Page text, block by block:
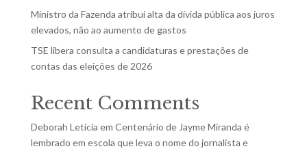
Ministro da Fazenda atribui alta da dívida pública aos juros
elevados, não ao aumento de gastos
TSE libera consulta a candidaturas e prestações de
contas das eleições de 2026
Recent Comments
Deborah Letícia em Centenário de Jayme Miranda é
lembrado em escola que leva o nome do jornalista e